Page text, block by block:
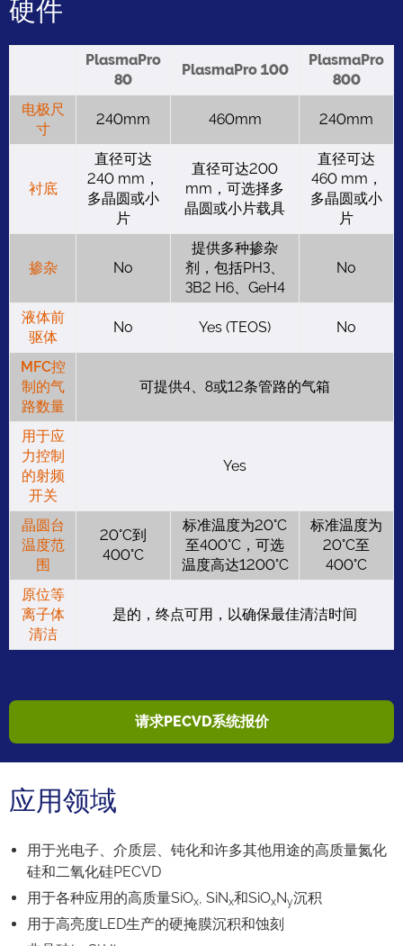
硬件
PlasmaPro
80
PlasmaPro 100
PlasmaPro
800
电极尺
寸
240mm 460mm 240mm
衬底
直径可达
240 mm，
多晶圆或小
片
直径可达200
mm，可选择多
晶圆或小片载具
直径可达
460 mm，
多晶圆或小
片
掺杂 No
提供多种掺杂
剂，包括PH3、
3B2 H6、GeH4
No
液体前
驱体
No Yes (TEOS) No
MFC控
制的气
路数量
可提供4、8或12条管路的气箱
用于应
力控制
的射频
开关
Yes
晶圆台
温度范
围
20°C到
400°C
标准温度为20°C
至400°C，可选
温度高达1200°C
标准温度为
20°C至
400°C
原位等
离子体
清洁
是的，终点可用，以确保最佳清洁时间
请求PECVD系统报价
应用领域
用于光电子、介质层、钝化和许多其他用途的高质量氮化
硅和二氧化硅PECVD
用于各种应用的高质量SiOx, SiNx和SiOxNy沉积
用于高亮度LED生产的硬掩膜沉积和蚀刻